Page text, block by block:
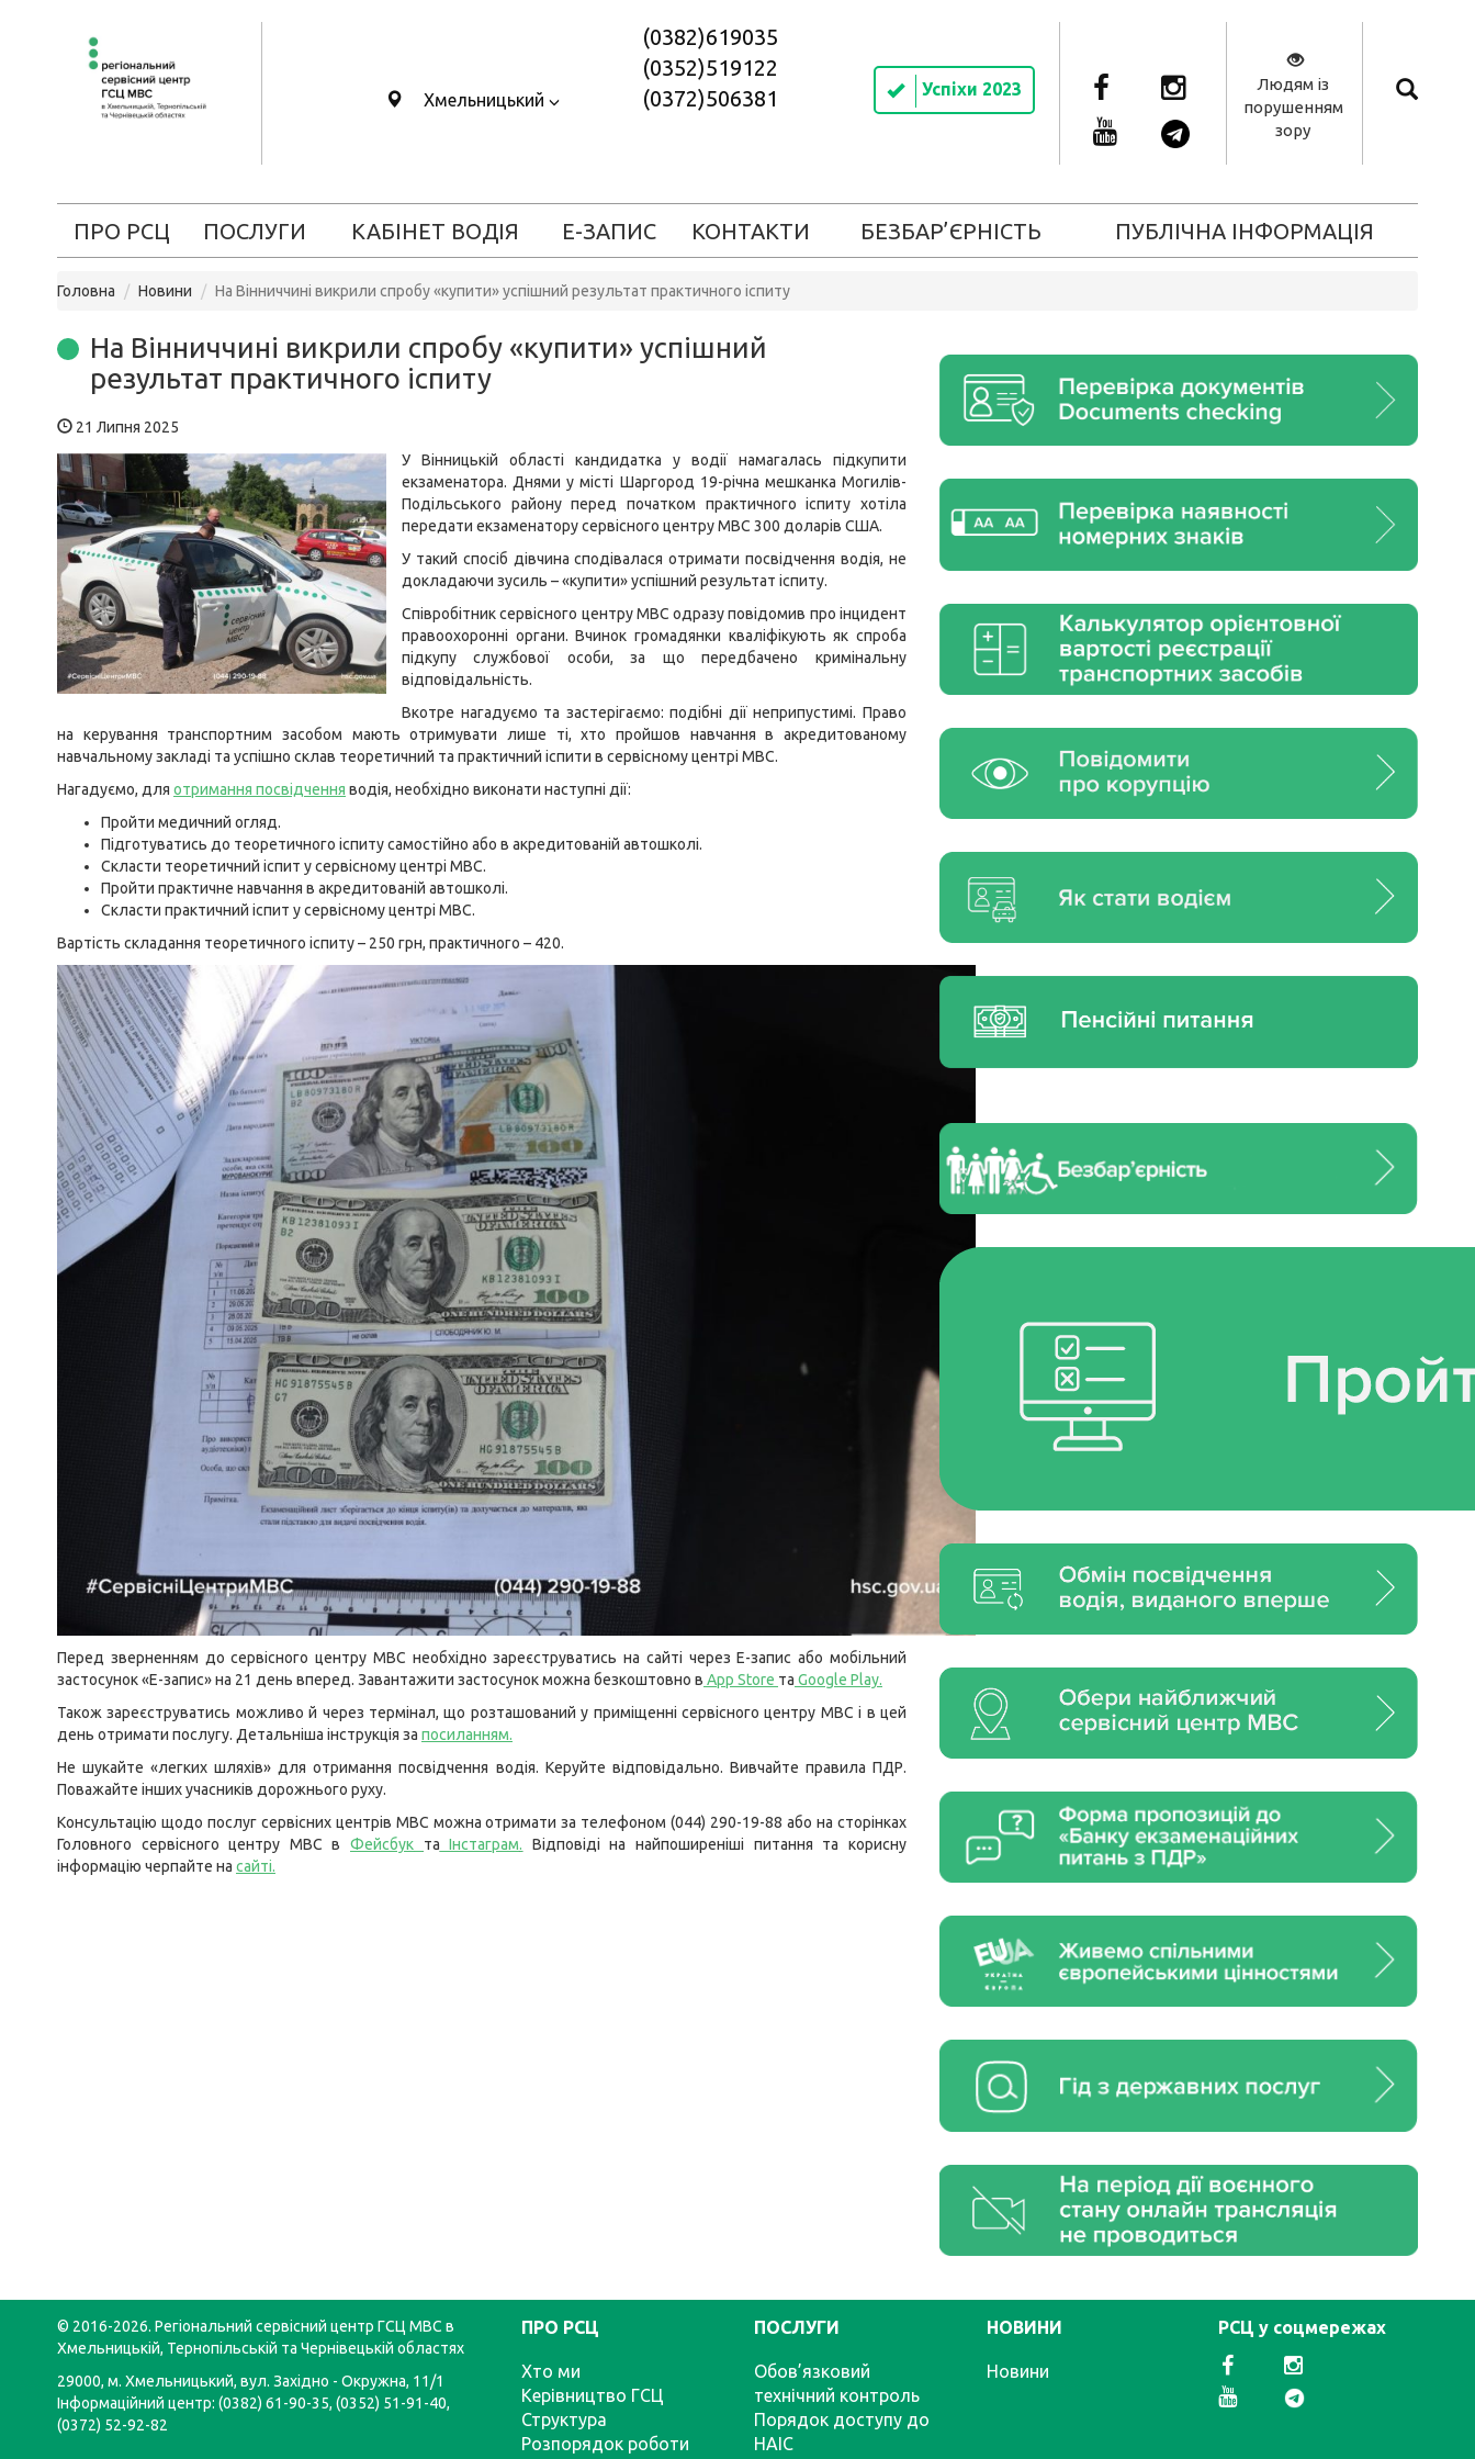
Хмельницький
(0382)619035
(0352)519122
(0372)506381
Успіхи 2023
Людям із
порушенням
зору
ПРО РСЦ ПОСЛУГИ КАБІНЕТ ВОДІЯ Е-ЗАПИС КОНТАКТИ БЕЗБАР’ЄРНІСТЬ ПУБЛІЧНА ІНФОРМАЦІЯ
Головна Новини На Вінниччині викрили спробу «купити» успішний результат практичного іспиту
На Вінниччині викрили спробу «купити» успішний
результат практичного іспиту
21 Липня 2025
У Вінницькій області кандидатка у водії намагалась підкупити
екзаменатора. Днями у місті Шаргород 19-річна мешканка Могилів-
Подільського району перед початком практичного іспиту хотіла
передати екзаменатору сервісного центру МВС 300 доларів США.
У такий спосіб дівчина сподівалася отримати посвідчення водія, не
докладаючи зусиль – «купити» успішний результат іспиту.
Співробітник сервісного центру МВС одразу повідомив про інцидент
правоохоронні органи. Вчинок громадянки кваліфікують як спроба
підкупу службової особи, за що передбачено кримінальну
відповідальність.
Вкотре нагадуємо та застерігаємо: подібні дії неприпустимі. Право
на керування транспортним засобом мають отримувати лише ті, хто пройшов навчання в акредитованому
навчальному закладі та успішно склав теоретичний та практичний іспити в сервісному центрі МВС.
Нагадуємо, для отримання посвідчення водія, необхідно виконати наступні дії:
Пройти медичний огляд.
Підготуватись до теоретичного іспиту самостійно або в акредитованій автошколі.
Скласти теоретичний іспит у сервісному центрі МВС.
Пройти практичне навчання в акредитованій автошколі.
Скласти практичний іспит у сервісному центрі МВС.
Вартість складання теоретичного іспиту – 250 грн, практичного – 420.
Перед зверненням до сервісного центру МВС необхідно зареєструватись на сайті черезЕ-запис або мобільний
застосунок «Е-запис» на 21 день вперед. Завантажити застосунок можна безкоштовно в App Store та Google Play.
Також зареєструватись можливо й через термінал, що розташований у приміщенні сервісного центру МВС і в цей
день отримати послугу. Детальніша інструкція за посиланням.
Не шукайте «легких шляхів» для отримання посвідчення водія. Керуйте відповідально. Вивчайте правила ПДР.
Поважайте інших учасників дорожнього руху.
Консультацію щодо послуг сервісних центрів МВС можна отримати за телефоном (044) 290-19-88 або на сторінках
Головного сервісного центру МВС вФейсбук та Інстаграм. Відповіді на найпоширеніші питання та корисну
інформацію черпайте на сайті.
© 2016-2026. Регіональний сервісний центр ГСЦ МВС в
Хмельницькій, Тернопільській та Чернівецькій областях
29000, м. Хмельницький, вул. Західно - Окружна, 11/1
Інформаційний центр: (0382) 61-90-35, (0352) 51-91-40,
(0372) 52-92-82
ПРО РСЦ
Хто ми
Керівництво ГСЦ
Структура
Розпорядок роботи
ПОСЛУГИ
Обов’язковий
технічний контроль
Порядок доступу до
НАІС
НОВИНИ
Новини
РСЦ у соцмережах